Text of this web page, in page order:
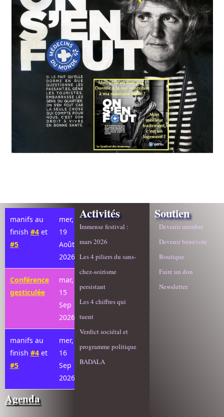
manifs au
finish #4 et
#5
mer,
19
Août
2026
Conférence
gesticulée
mar,
15
Sep
2026
manifs au
finish #4 et
#5
mer,
16
Sep
2026
Agenda
Activités
Immense festival :
mars 2026
Les 4 piliers du sans-
chez-soirisme
persistant
Les 4 chiffres qui
tuent
Verdict sociétal et
programme politique
BADALA
Soutien
Devenir membre
Devenir bénévole
Boutique
Faire un don
Newsletter